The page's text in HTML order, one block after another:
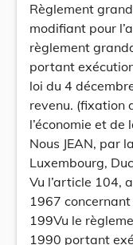
Règlement
modifiant pour
règlement
portant
loi du 4
revenu. (fixation
l’économie et de
Nous JEAN, par
Luxembourg,
Vu l’article 104,
1967 concernant
199Vu le
1990 portant